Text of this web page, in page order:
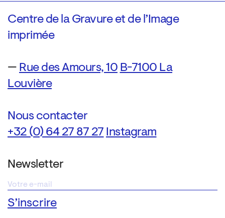
Centre de la Gravure et de l’Image
imprimée
— Rue des Amours, 10 B-7100 La
Louvière
Nous contacter
+32 (0) 64 27 87 27 Instagram
Newsletter